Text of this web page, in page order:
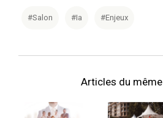
#Salon #Ia #Enjeux
Articles du